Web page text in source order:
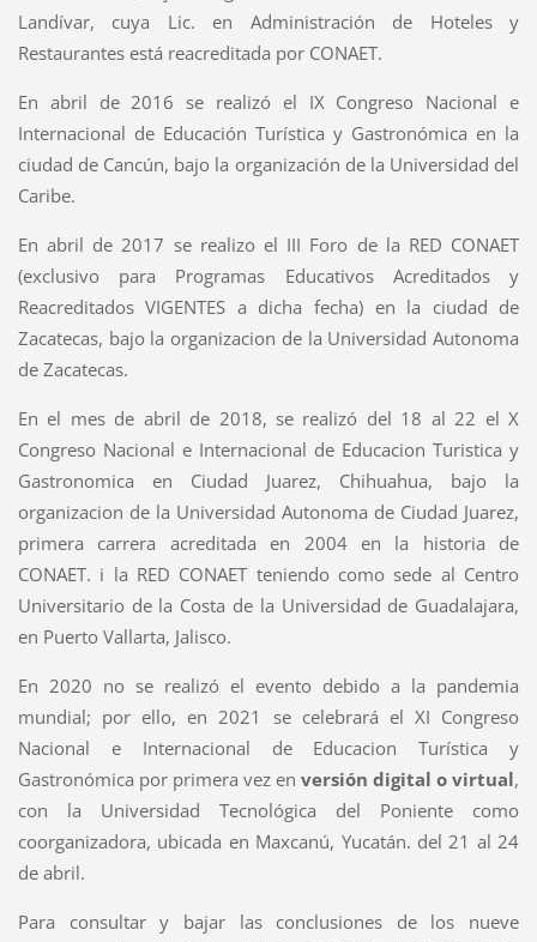
Landívar, cuya Lic. en Administración de Hoteles y
Restaurantes está reacreditada por CONAET.
En abril de 2016 se realizó el IX Congreso Nacional e
Internacional de Educación Turística y Gastronómica en la
ciudad de Cancún, bajo la organización de la Universidad del
Caribe.
En abril de 2017 se realizo el III Foro de la RED CONAET
(exclusivo para Programas Educativos Acreditados y
Reacreditados VIGENTES a dicha fecha) en la ciudad de
Zacatecas, bajo la organizacion de la Universidad Autonoma
de Zacatecas.
En el mes de abril de 2018, se realizó del 18 al 22 el X
Congreso Nacional e Internacional de Educacion Turistica y
Gastronomica en Ciudad Juarez, Chihuahua, bajo la
organizacion de la Universidad Autonoma de Ciudad Juarez,
primera carrera acreditada en 2004 en la historia de
CONAET. i la RED CONAET teniendo como sede al Centro
Universitario de la Costa de la Universidad de Guadalajara,
en Puerto Vallarta, Jalisco.
En 2020 no se realizó el evento debido a la pandemia
mundial; por ello, en 2021 se celebrará el XI Congreso
Nacional e Internacional de Educacion Turística y
Gastronómica por primera vez enversión digital o virtual,
con la Universidad Tecnológica del Poniente como
coorganizadora, ubicada en Maxcanú, Yucatán. del 21 al 24
de abril.
Para consultar y bajar las conclusiones de los nueve